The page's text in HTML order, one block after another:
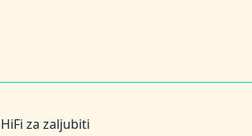
za zaljubiti